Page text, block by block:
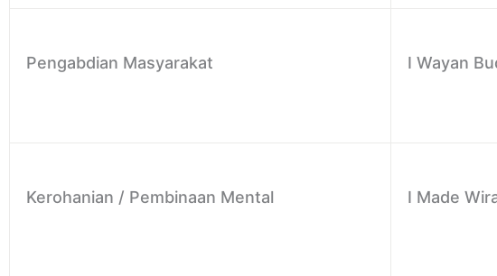
Pengabdian Masyarakat I Wayan
Kerohanian / Pembinaan Mental I Made